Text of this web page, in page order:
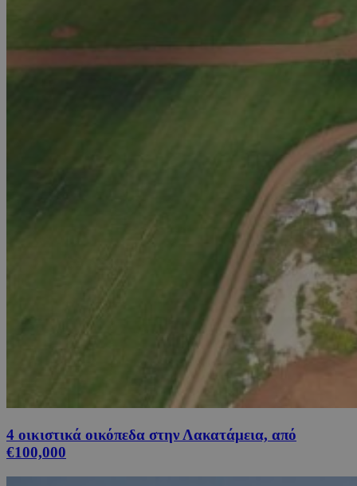
4 οικιστικά οικόπεδα στην Λακατάμεια, από
€100,000